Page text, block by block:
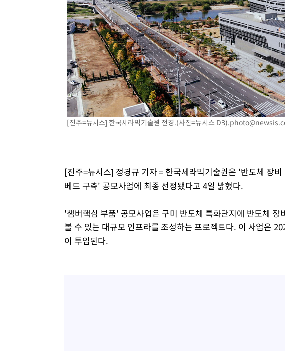
[진주=뉴시스] 한국세라믹기술원 전경.(사진=뉴시스 DB)
[진주=뉴시스] 정경규 기자 = 한국세라믹기술원은 '반도체 장
베드 구축' 공모사업에 최종 선정됐다고 4일 밝혔다.
'챔버핵심 부품' 공모사업은 구미 반도체 특화단지에 반도체 장
볼 수 있는 대규모 인프라를 조성하는 프로젝트다. 이 사업은
이 투입된다.